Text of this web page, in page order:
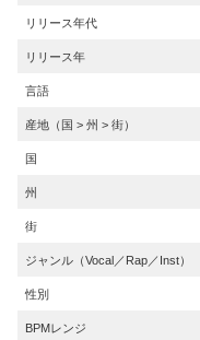
リリース年代
リリース年
言語
産地（国 > 州 > 街）
国
州
街
ジャンル（Vocal／Rap／Inst）
性別
BPMレンジ